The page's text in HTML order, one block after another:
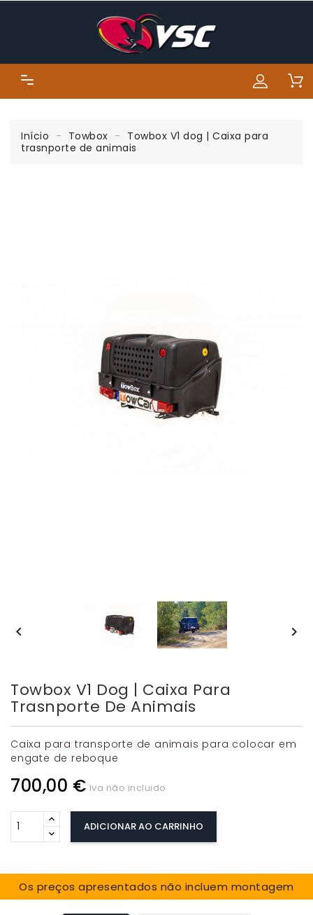
Início Towbox
Towbox V1 dog | Caixa para
trasnporte de animais
 
Towbox V1 Dog | Caixa Para
Trasnporte De Animais
Caixa para transporte de animais para colocar em
engate de reboque
700,00 € Iva não incluido
ADICIONAR AO CARRINHO
Os preços apresentados não incluem montagem